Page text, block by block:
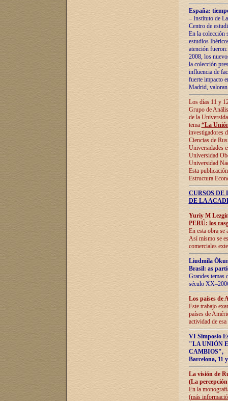
España:
– Instituto de
Centro de
En la colección
estudios
atención
2008, los
la colección
influencia de
fuerte impacto
Madrid,
Los días 11 y
Grupo de
de la
tema “La
investigadores
Ciencias de
Universidades
Universidad
Universidad
Esta
Estructura
CURSOS
DE LA
Yuriy M
PERÚ: los
En esta obra se
Así mismo se
comerciales
Liudmila
Brasil: as
Grandes temas
século
Los países de
Este trabajo
países de
actividad de
VI Simposio
"LA UNIÓN
CAMBIOS",
Barcelona, 11
La visión de
(La
En la
(más